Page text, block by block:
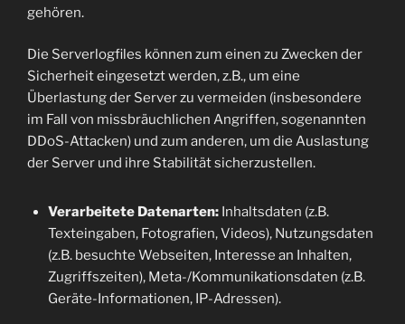
gehören.
Die Serverlogfiles können zum einen zu Zwecken der
Sicherheit eingesetzt werden, z.B., um eine
Überlastung der Server zu vermeiden (insbesondere
im Fall von missbräuchlichen Angriffen, sogenannten
DDoS-Attacken) und zum anderen, um die Auslastung
der Server und ihre Stabilität sicherzustellen.
Verarbeitete Datenarten:Inhaltsdaten (z.B.
Texteingaben, Fotografien, Videos), Nutzungsdaten
(z.B. besuchte Webseiten, Interesse an Inhalten,
Zugriffszeiten), Meta-/Kommunikationsdaten (z.B.
Geräte-Informationen, IP-Adressen).